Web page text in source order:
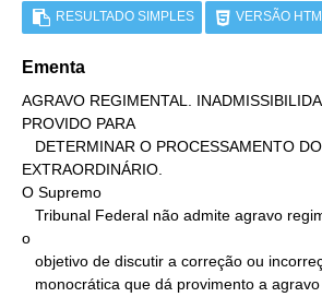
RESULTADO SIMPLES VERSÃO
Ementa
AGRAVO REGIMENTAL.
PROVIDO PARA
EXTRAORDINÁRIO.
O Supremo
o